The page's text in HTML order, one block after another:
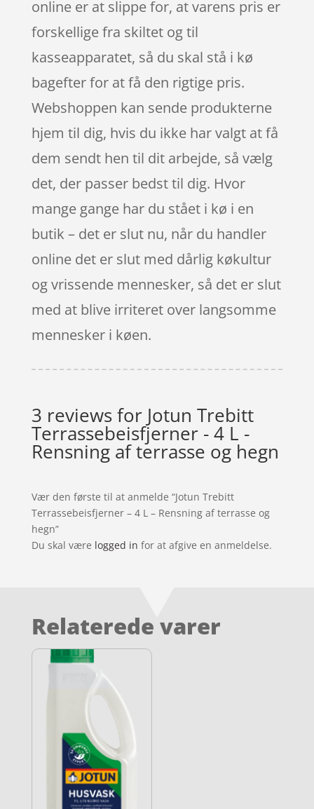
online er at slippe for, at varens pris er
forskellige fra skiltet og til
kasseapparatet, så du skal stå i kø
bagefter for at få den rigtige pris.
Webshoppen kan sende produkterne
hjem til dig, hvis du ikke har valgt at få
dem sendt hen til dit arbejde, så vælg
det, der passer bedst til dig. Hvor
mange gange har du stået i kø i en
butik – det er slut nu, når du handler
online det er slut med dårlig køkultur
og vrissende mennesker, så det er slut
med at blive irriteret over langsomme
mennesker i køen.
3 reviews for Jotun Trebitt
Terrassebeisfjerner - 4 L -
Rensning af terrasse og hegn
Vær den første til at anmelde “Jotun Trebitt
Terrassebeisfjerner – 4 L – Rensning af terrasse og
hegn”
Du skal være logged in for at afgive en anmeldelse.
Relaterede varer